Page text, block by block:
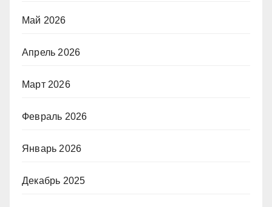
Май 2026
Апрель 2026
Март 2026
Февраль 2026
Январь 2026
Декабрь 2025